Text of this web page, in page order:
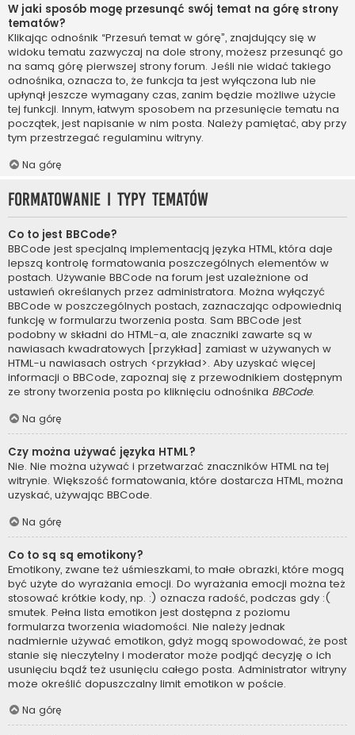
W jaki sposób mogę przesunąć swój temat na górę strony
tematów?
Klikając odnośnik “Przesuń temat w górę”, znajdujący się w
widoku tematu zazwyczaj na dole strony, możesz przesunąć go
na samą górę pierwszej strony forum. Jeśli nie widać takiego
odnośnika, oznacza to, że funkcja ta jest wyłączona lub nie
upłynął jeszcze wymagany czas, zanim będzie możliwe użycie
tej funkcji. Innym, łatwym sposobem na przesunięcie tematu na
początek, jest napisanie w nim posta. Należy pamiętać, aby przy
tym przestrzegać regulaminu witryny.
Na górę
Formatowanie i typy tematów
Co to jest BBCode?
BBCode jest specjalną implementacją języka HTML, która daje
lepszą kontrolę formatowania poszczególnych elementów w
postach. Używanie BBCode na forum jest uzależnione od
ustawień określanych przez administratora. Można wyłączyć
BBCode w poszczególnych postach, zaznaczając odpowiednią
funkcję w formularzu tworzenia posta. Sam BBCode jest
podobny w składni do HTML-a, ale znaczniki zawarte są w
nawiasach kwadratowych [przykład] zamiast w używanych w
HTML-u nawiasach ostrych <przykład>. Aby uzyskać więcej
informacji o BBCode, zapoznaj się z przewodnikiem dostępnym
ze strony tworzenia posta po kliknięciu odnośnika BBCode.
Na górę
Czy można używać języka HTML?
Nie. Nie można używać i przetwarzać znaczników HTML na tej
witrynie. Większość formatowania, które dostarcza HTML, można
uzyskać, używając BBCode.
Na górę
Co to są są emotikony?
Emotikony, zwane też uśmieszkami, to małe obrazki, które mogą
być użyte do wyrażania emocji. Do wyrażania emocji można też
stosować krótkie kody, np. :) oznacza radość, podczas gdy :(
smutek. Pełna lista emotikon jest dostępna z poziomu
formularza tworzenia wiadomości. Nie należy jednak
nadmiernie używać emotikon, gdyż mogą spowodować, że post
stanie się nieczytelny i moderator może podjąć decyzję o ich
usunięciu bądź też usunięciu całego posta. Administrator witryny
może określić dopuszczalny limit emotikon w poście.
Na górę